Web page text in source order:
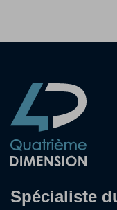
Spécialiste